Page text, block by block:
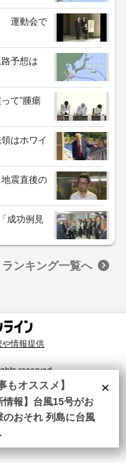
運動会で
路予想は
て“腫瘍
はホワイ
震直後の
成功例見
ランキング一覧へ
情報提供
reserved.
たコンテンツや広告配信を提供する
ーポリシー をご確認ください。×
もオススメ】
情報】台風15号がお
のおそれ 列島に台風